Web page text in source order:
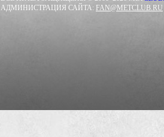
АДМИНИСТРАЦИЯ САЙТА: FAN@METCLUB.RU